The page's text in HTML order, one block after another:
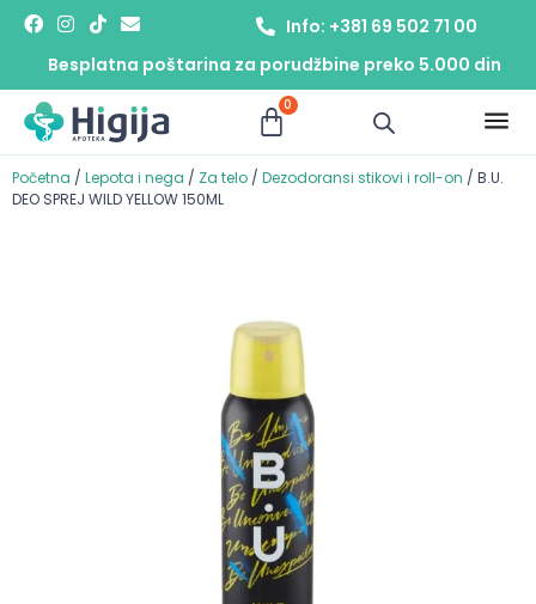
Besplatna poštarina za porudžbine preko 5.000 din
Info: +381 69 502 71 00
0
Početna / Lepota i nega / Za telo / Dezodoransi stikovi i roll-on / B.U.
DEO SPREJ WILD YELLOW 150ML